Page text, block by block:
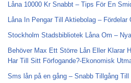
Låna 10000 Kr Snabbt – Tips För En
Låna In Pengar Till Aktiebolag – Fördelar
Stockholm Stadsbibliotek Låna Om –
Behöver Max Ett Större Lån Eller Klarar
Har Till Sitt Förfogande?-Ekonomisk
Sms lån på en gång – Snabb Tillgång Till